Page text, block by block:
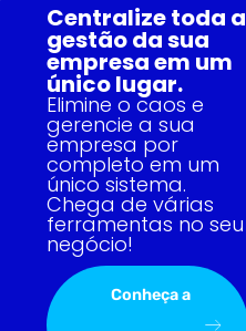
Centralize toda a
gestão da sua
empresa em um
único lugar.
Elimine o caos e
gerencie a sua
empresa por
completo em um
único sistema.
Chega de várias
ferramentas no seu
negócio!
Conheça a